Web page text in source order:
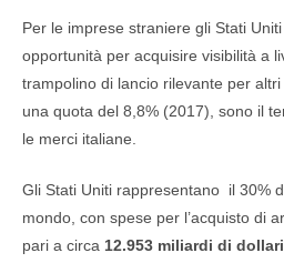
Per le imprese straniere gli Stati
opportunità per acquisire visibilità a
trampolino di lancio rilevante per
una quota del 8,8% (2017), sono il
le merci italiane.
Gli Stati Uniti rappresentano il 30%
mondo, con spese per l’acquisto di
pari a circa 12.953 miliardi di